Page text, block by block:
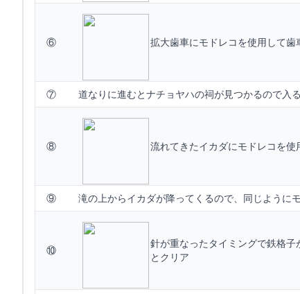
⑥ 拡大歯車にモドレコを使用して
⑦ 道なりに進むとナチョヤハの祠が見つかるので
⑧ 流れてきたイカダにモドレコを
⑨ 滝の上からイカダが降ってくるので、同じように
⑩
針が重なったタイミングで鉄格
とクリア